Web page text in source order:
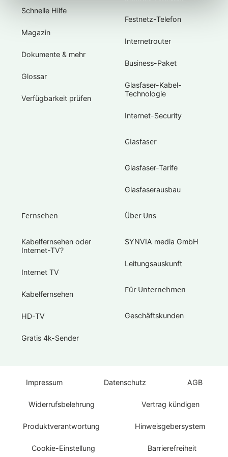
Schnelle Hilfe
Magazin
Dokumente & mehr
Glossar
Verfügbarkeit prüfen
Festnetz-Telefon
Internetrouter
Business-Paket
Glasfaser-Kabel-
Technologie
Internet-Security
Glasfaser
Glasfaser-Tarife
Glasfaserausbau
Fernsehen
Kabelfernsehen oder
Internet-TV?
Internet TV
Kabelfernsehen
HD-TV
Gratis 4k-Sender
Über Uns
SYNVIA media GmbH
Leitungsauskunft
Für Unternehmen
Geschäftskunden
Impressum Datenschutz AGB
Widerrufsbelehrung Vertrag kündigen
Produktverantwortung Hinweisgebersystem
Cookie-Einstellung Barrierefreiheit